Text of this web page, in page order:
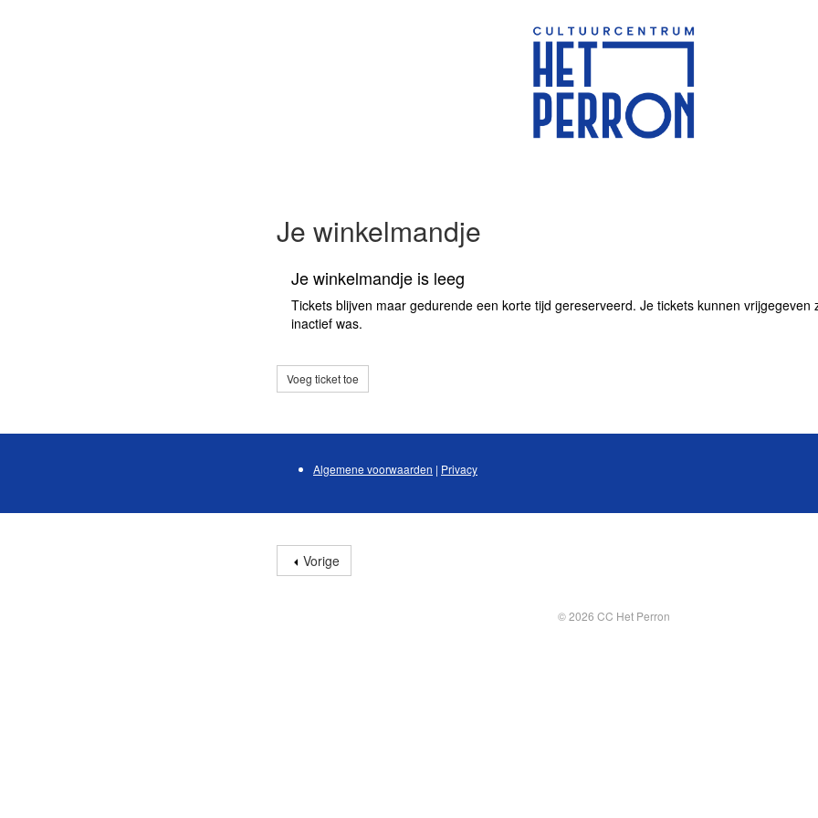
Je winkelmandje
Je winkelmandje is leeg
Tickets blijven maar gedurende een korte tijd gereserveerd. Je tickets kunnen vrijgegeven
inactief was.
Voeg ticket toe
Algemene voorwaarden | Privacy
Vorige
© 2026 CC Het Perron